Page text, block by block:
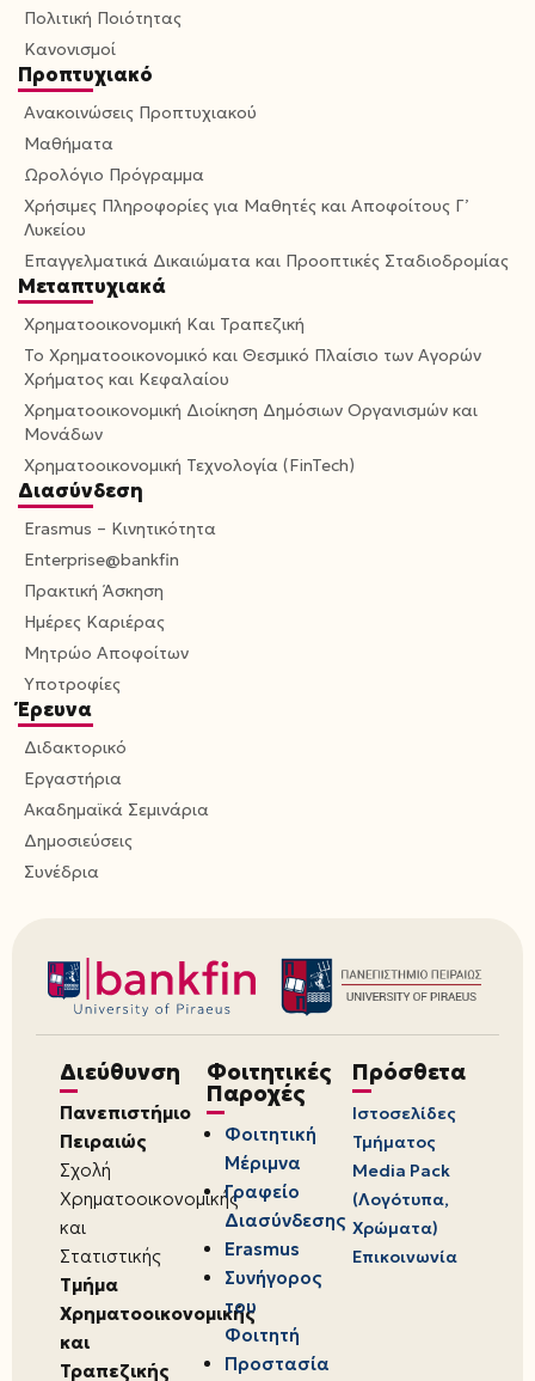
Πολιτική Ποιότητας
Κανονισμοί
Προπτυχιακό
Ανακοινώσεις Προπτυχιακού
Μαθήματα
Ωρολόγιο Πρόγραμμα
Χρήσιμες Πληροφορίες για Μαθητές και Αποφοίτους Γ’
Λυκείου
Επαγγελματικά Δικαιώματα και Προοπτικές Σταδιοδρομίας
Μεταπτυχιακά
Χρηματοοικονομική Και Τραπεζική
Το Χρηματοοικονομικό και Θεσμικό Πλαίσιο των Αγορών
Χρήματος και Κεφαλαίου
Χρηματοοικονομική Διοίκηση Δημόσιων Οργανισμών και
Μονάδων
Χρηματοοικονομική Τεχνολογία (FinTech)
Διασύνδεση
Erasmus – Κινητικότητα
Enterprise@bankfin
Πρακτική Άσκηση
Ημέρες Καριέρας
Μητρώο Αποφοίτων
Υποτροφίες
Έρευνα
Διδακτορικό
Εργαστήρια
Ακαδημαϊκά Σεμινάρια
Δημοσιεύσεις
Συνέδρια
Διεύθυνση
Πανεπιστήμιο
Πειραιώς
Σχολή
Χρηματοοικονομικής
και
Στατιστικής
Τμήμα
Χρηματοοικονομικής
και
Τραπεζικής
Φοιτητικές
Παροχές
Φοιτητική
Μέριμνα
Γραφείο
Διασύνδεσης
Erasmus
Συνήγορος
του
Φοιτητή
Προστασία
Πρόσθετα
Ιστοσελίδες
Τμήματος
Media Pack
(Λογότυπα,
Χρώματα)
Επικοινωνία